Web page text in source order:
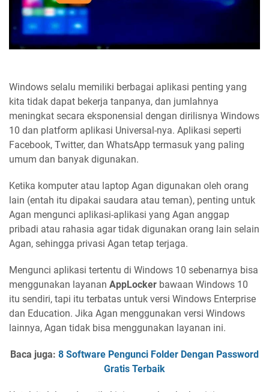
Windows selalu memiliki berbagai aplikasi penting yang
kita tidak dapat bekerja tanpanya, dan jumlahnya
meningkat secara eksponensial dengan dirilisnya Windows
10 dan platform aplikasi Universal-nya. Aplikasi seperti
Facebook, Twitter, dan WhatsApp termasuk yang paling
umum dan banyak digunakan.
Ketika komputer atau laptop Agan digunakan oleh orang
lain (entah itu dipakai saudara atau teman), penting untuk
Agan mengunci aplikasi-aplikasi yang Agan anggap
pribadi atau rahasia agar tidak digunakan orang lain selain
Agan, sehingga privasi Agan tetap terjaga.
Mengunci aplikasi tertentu di Windows 10 sebenarnya bisa
menggunakan layanan AppLocker bawaan Windows 10
itu sendiri, tapi itu terbatas untuk versi Windows Enterprise
dan Education. Jika Agan menggunakan versi Windows
lainnya, Agan tidak bisa menggunakan layanan ini.
Baca juga: 8 Software Pengunci Folder Dengan Password
Gratis Terbaik